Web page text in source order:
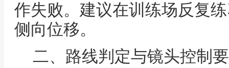
作失败。建议在训练场反复
侧向位移。
二、路线判定与镜头控制